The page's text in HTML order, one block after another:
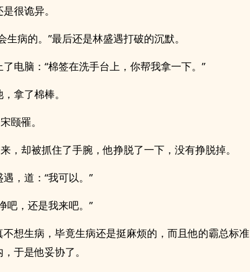
很诡异。
生病的。”最后还是林盛遇打破的沉默。
电脑：“棉签在洗手台上，你帮我拿一下。”
拿了棉棒。
颐罹。
，却被抓住了手腕，他挣脱了一下，没有挣脱掉。
，道：“我可以。”
吧，还是我来吧。”
想生病，毕竟生病还是挺麻烦的，而且他的霸总标准
于是他妥协了。